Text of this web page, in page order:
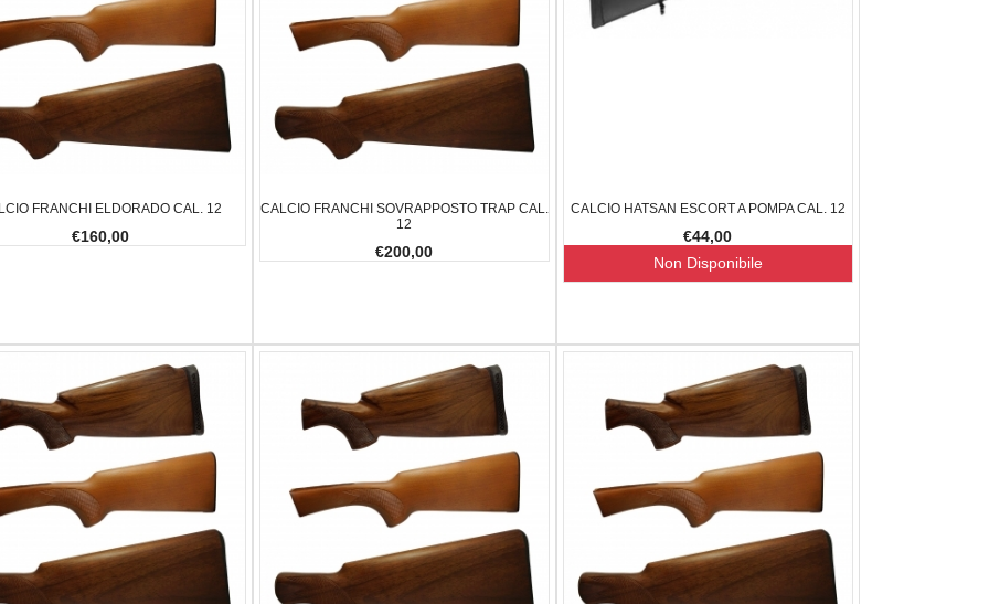
FRANCHI ELDORADO CAL. 12
€160,00
CALCIO FRANCHI SOVRAPPOSTO TRAP CAL.
12
€200,00
CALCIO HATSAN ESCORT A POMPA CAL. 12
€44,00
Non Disponibile